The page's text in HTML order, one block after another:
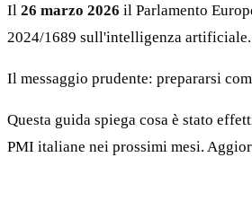
Il 26 marzo 2026 il Parlamento
2024/1689 sull'intelligenza
Il messaggio prudente: prepararsi
Questa guida spiega cosa è stato
PMI italiane nei prossimi mesi.